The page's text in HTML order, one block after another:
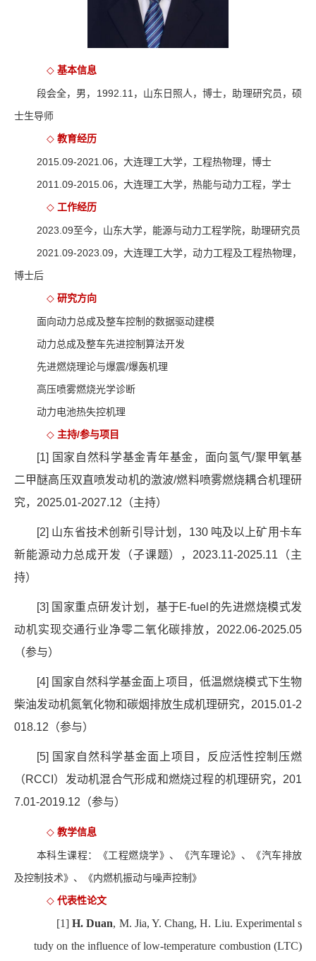
◇ 基本信息
段会全，男， 1992.11 ，山东日照人，博士，助理研究员，硕
士生导师
◇ 教育经历
2015.09-2021.06，大连理工大学，工程热物理，博士
2011.09-2015.06，大连理工大学，热能与动力工程，学士
◇ 工作经历
2023.09至今，山东大学，能源与动力工程学院，助理研究员
2021.09-2023.09，大连理工大学，动力工程及工程热物理，
博士后
◇ 研究方向
面向动力总成及整车控制的数据驱动建模
动力总成及整车先进控制算法开发
先进燃烧理论与爆震/爆轰机理
高压喷雾燃烧光学诊断
动力电池热失控机理
◇ 主持/参与项目
[1] 国家自然科学基金青年基金，面向氢气/聚甲氧基
二甲醚高压双直喷发动机的激波/燃料喷雾燃烧耦合机理研
究， 2025.01-2027.12 （主持）
[2] 山东省技术创新引导计划， 130 吨及以上矿用卡车
新能源动力总成开发（子课题）， 2023.11-2025.11 （主
持）
[3] 国家重点研发计划，基于E-fuel 的先进燃烧模式发
动机实现交通行业净零二氧化碳排放， 2022.06-2025.05
（参与）
[4] 国家自然科学基金面上项目，低温燃烧模式下生物
柴油发动机氮氧化物和碳烟排放生成机理研究， 2015.01-2
018.12 （参与）
[5] 国家自然科学基金面上项目，反应活性控制压燃
（RCCI ）发动机混合气形成和燃烧过程的机理研究， 201
7.01-2019.12 （参与）
◇ 教学信息
本科生课程：《工程燃烧学》、《汽车理论》、《汽车排放
及控制技术》、《内燃机振动与噪声控制》
◇ 代表性论文
[1]H. Duan, M. Jia, Y. Chang, H. Liu. Experimental s
tudy on the influence of low-temperature combustion (LTC)